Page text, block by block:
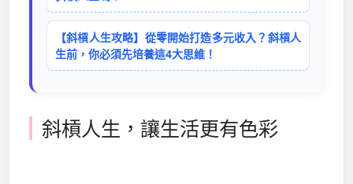
【斜槓人生攻略】從零開始打造多元收入？斜槓人
生前，你必須先培養這4大思維！
斜槓人生，讓生活更有色彩